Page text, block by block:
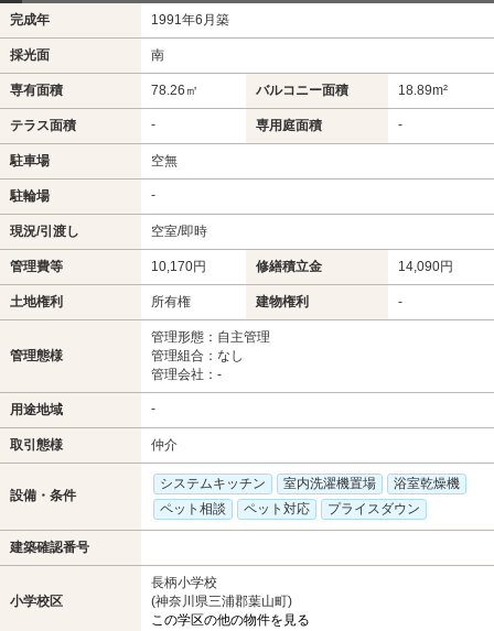
完成年 1991年6月築
採光面 南
専有面積 78.26㎡ バルコニー面積 18.89m²
テラス面積 - 専用庭面積 -
駐車場 空無
駐輪場 -
現況/引渡し 空室/即時
管理費等 10,170円 修繕積立金 14,090円
土地権利 所有権 建物権利 -
管理態様
管理形態：自主管理
管理組合：なし
管理会社：-
用途地域 -
取引態様 仲介
設備・条件
システムキッチン 室内洗濯機置場
浴室乾燥機
ペット相談
ペット対応 プライスダウン
建築確認番号
小学校区
長柄小学校
(神奈川県三浦郡葉山町)
この学区の他の物件を見る